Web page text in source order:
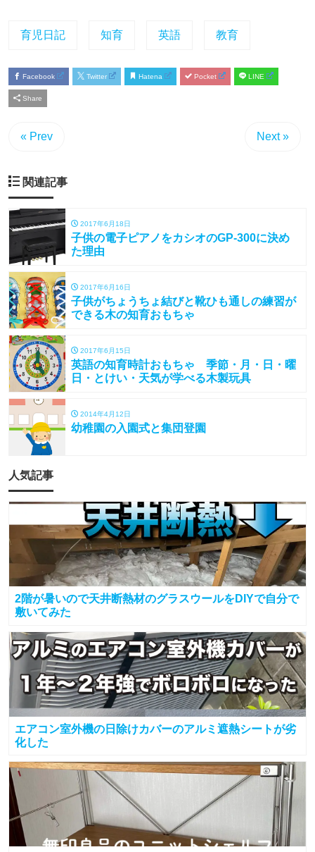
育児日記 知育 英語 教育
Facebook Twitter Hatena Pocket LINE
Share
« Prev Next »
関連記事
2017年6月18日
子供の電子ピアノをカシオのGP-300に決め
た理由
2017年6月16日
子供がちょうちょ結びと靴ひも通しの練習が
できる木の知育おもちゃ
2017年6月15日
英語の知育時計おもちゃ 季節・月・日・曜
日・とけい・天気が学べる木製玩具
2014年4月12日
幼稚園の入園式と集団登園
人気記事
2階が暑いので天井断熱材のグラスウールをDIYで自分で
敷いてみた
エアコン室外機の日除けカバーのアルミ遮熱シートが劣
化した